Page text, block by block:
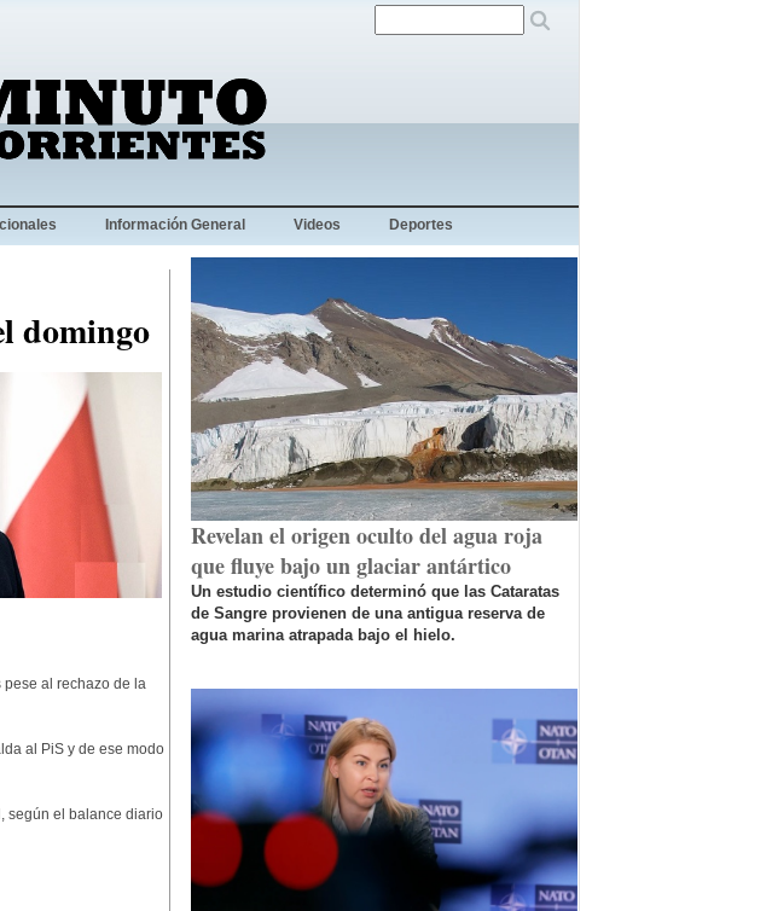
Información General Videos Deportes
domingo
al rechazo de la
al PiS y de ese modo
según el balance diario
Revelan el origen oculto del agua roja
que fluye bajo un glaciar antártico
Un estudio científico determinó que las Cataratas
de Sangre provienen de una antigua reserva de
agua marina atrapada bajo el hielo.